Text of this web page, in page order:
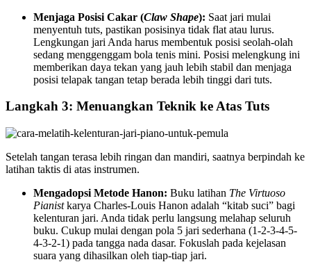
Menjaga Posisi Cakar (Claw Shape): Saat jari mulai
menyentuh tuts, pastikan posisinya tidak flat atau lurus.
Lengkungan jari Anda harus membentuk posisi seolah-olah
sedang menggenggam bola tenis mini. Posisi melengkung ini
memberikan daya tekan yang jauh lebih stabil dan menjaga
posisi telapak tangan tetap berada lebih tinggi dari tuts.
Langkah 3: Menuangkan Teknik ke Atas Tuts
Setelah tangan terasa lebih ringan dan mandiri, saatnya berpindah ke
latihan taktis di atas instrumen.
Mengadopsi Metode Hanon: Buku latihan The Virtuoso
Pianistkarya Charles-Louis Hanon adalah “kitab suci” bagi
kelenturan jari. Anda tidak perlu langsung melahap seluruh
buku. Cukup mulai dengan pola 5 jari sederhana (1-2-3-4-5-
4-3-2-1) pada tangga nada dasar. Fokuslah pada kejelasan
suara yang dihasilkan oleh tiap-tiap jari.